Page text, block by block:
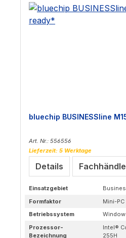
bluechip BUSINESSline
Art. Nr.: 556556
Lieferzeit: 5 Werktage
Details
Einsatzgebiet
Formfaktor
Mini-PC
Betriebssystem
Prozessor-
Bezeichnung
Intel®
255H